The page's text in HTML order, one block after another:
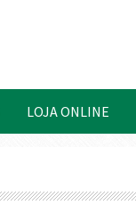
LOJA ONLINE